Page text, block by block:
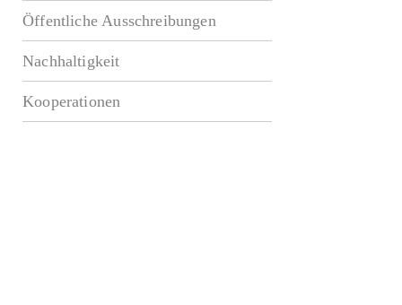
Öffentliche Ausschreibungen
Nachhaltigkeit
Kooperationen